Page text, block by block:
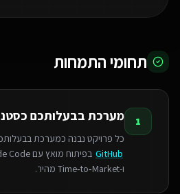
תחומי התמחות
1 מערכת בבעלותכם
כל פרויקט נבנה כמערכת
GitHub
ו‑Time‑to‑Market מהיר.